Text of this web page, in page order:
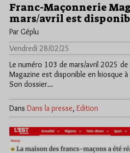
Franc-Maçonnerie
mars/avril est
Par Géplu
Vendredi 28/02/25
Le numéro 103 de mars/avril 2025 de
Magazine est disponible en kiosque
Son dossier…
Dans Dans la presse, Edition